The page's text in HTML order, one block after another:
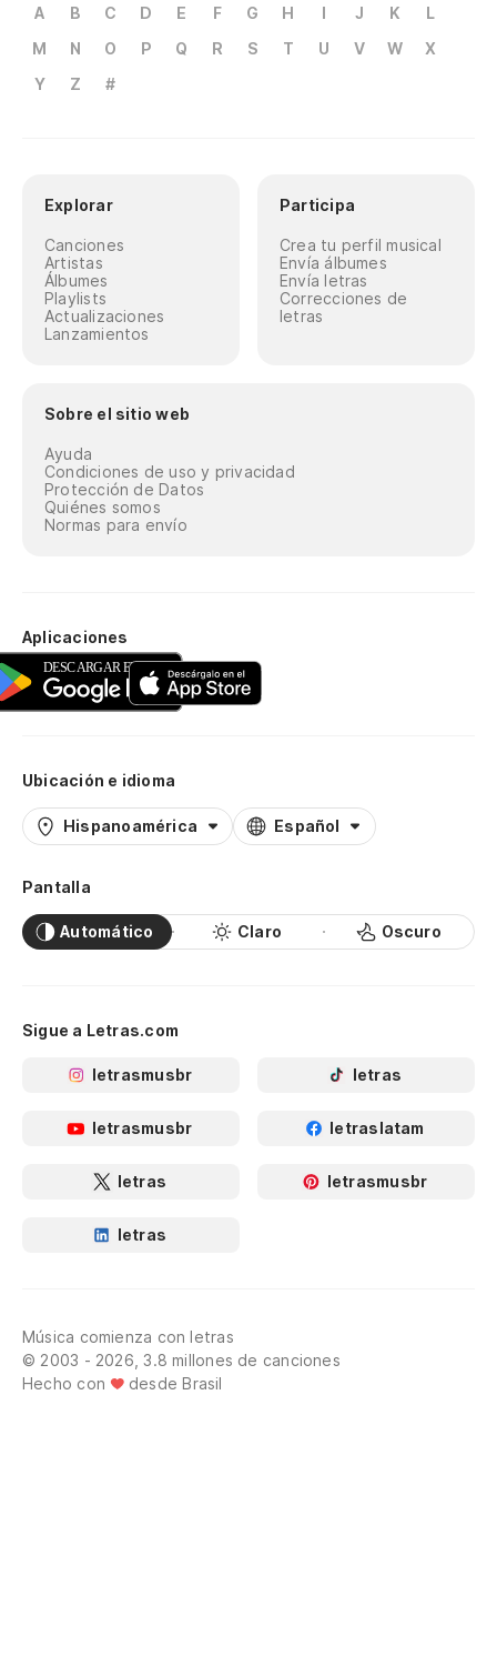
A B C D E F G H I J K
L
M
N O P Q R S T U V W
X
Y
Z #
Explorar
Canciones
Artistas
Álbumes
Playlists
Actualizaciones
Lanzamientos
Participa
Crea tu perfil musical
Envía álbumes
Envía letras
Correcciones de
letras
Sobre el sitio web
Ayuda
Condiciones de uso y privacidad
Protección de Datos
Quiénes somos
Normas para envío
Aplicaciones
Ubicación e idioma
Hispanoamérica Español
Pantalla
Automático Claro Oscuro
Sigue a Letras.com
letrasmusbr letras
letrasmusbr letraslatam
letras letrasmusbr
letras
Música comienza con letras
© 2003 - 2026, 3.8 millones de canciones
Hecho con
desde Brasil